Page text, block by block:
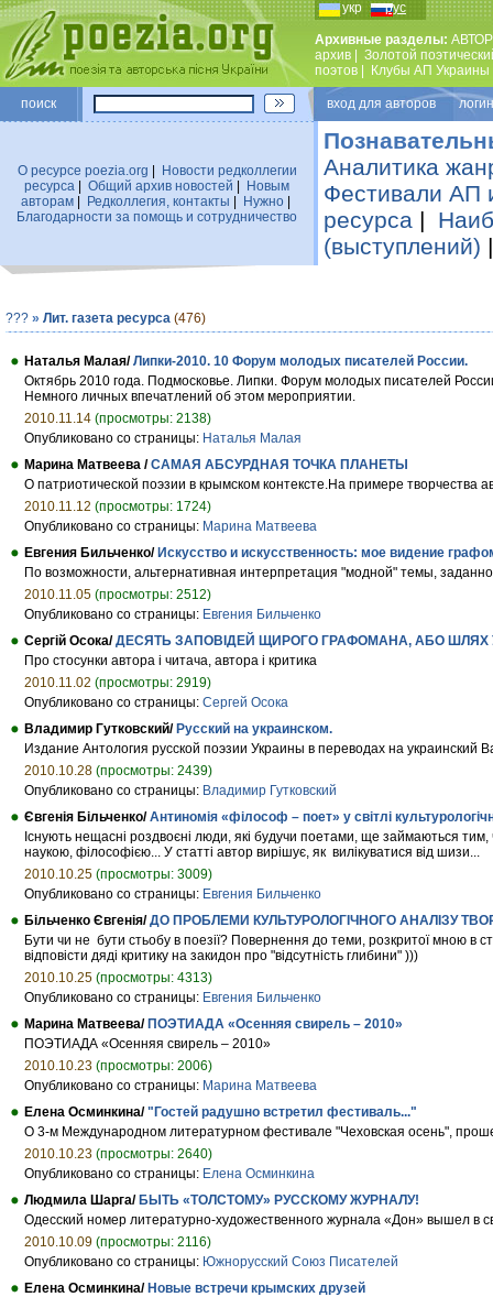
укр рус
Архивные разделы:
архив
Золотой
поэтов
Клубы АП Украины
поиск вход для авторов
О ресурсе poezia.org
Новости редколлегии
ресурса
Общий архив новостей
Новым
авторам| Редколлегия, контакты Нужно|
Благодарности за помощь и сотрудничество
Аналитика
Фестивали АП
ресурса |
(выступлений)
??? » Лит. газета ресурса (476)
Наталья Малая/Липки-2010. 10 Форум молодых писателей России.
Октябрь 2010 года. Подмосковье. Липки. Форум молодых писателей
Немного личных впечатлений об этом мероприятии.
2010.11.14 (просмотры: 2138)
Опубликовано со страницы: Наталья Малая
Марина Матвеева /САМАЯ АБСУРДНАЯ ТОЧКА ПЛАНЕТЫ
О патриотической поэзии в крымском контексте.На примере
2010.11.12 (просмотры: 1724)
Опубликовано со страницы: Марина Матвеева
Евгения Бильченко/ Искусство и искусственность: мое видение
По возможности, альтернативная интерпретация "модной" темы,
2010.11.05 (просмотры: 2512)
Опубликовано со страницы: Евгения Бильченко
Сергій Осока/ДЕСЯТЬ ЗАПОВІДЕЙ ЩИРОГО ГРАФОМАНА, АБО ШЛЯХ
Про стосунки автора і читача, автора і критика
2010.11.02 (просмотры: 2919)
Опубликовано со страницы: Сергей Осока
Владимир Гутковский/ Русский на украинском.
Издание Антология русской поэзии Украины в переводах на украинский
2010.10.28 (просмотры: 2439)
Опубликовано со страницы: Владимир Гутковский
Євгенія Більченко/Антиномія «філософ – поет» у світлі
Існують нещасні роздвоєні люди, які будучи поетами, ще займаються
наукою, філософією... У статті автор вирішує, як вилікуватися від шизи...
2010.10.25 (просмотры: 3009)
Опубликовано со страницы: Евгения Бильченко
Більченко Євгенія/ДО ПРОБЛЕМИ КУЛЬТУРОЛОГІЧНОГО АНАЛІЗУ
Бути чи не бути стьобу в поезії? Повернення до теми, розкритої мною в
відповісти дяді критику на закидон про "відсутність глибини" )))
2010.10.25 (просмотры: 4313)
Опубликовано со страницы: Евгения Бильченко
Марина Матвеева/ ПОЭТИАДА «Осенняя свирель – 2010»
ПОЭТИАДА «Осенняя свирель – 2010»
2010.10.23 (просмотры: 2006)
Опубликовано со страницы: Марина Матвеева
Елена Осминкина/"Гостей радушно встретил фестиваль..."
О 3-м Международном литературном фестивале "Чеховская осень",
2010.10.23 (просмотры: 2640)
Опубликовано со страницы: Елена Осминкина
Людмила Шарга/ БЫТЬ «ТОЛСТОМУ» РУССКОМУ ЖУРНАЛУ!
Одесский номер литературно-художественного журнала «Дон» вышел в
2010.10.09 (просмотры: 2116)
Опубликовано со страницы: Южнорусский Союз Писателей
Елена Осминкина/ Новые встречи крымских друзей